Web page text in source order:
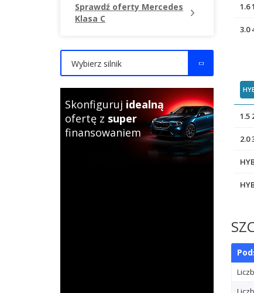
1.6
3.0
1.5
2.0
Sprawdź oferty Mercedes
Klasa C
Wybierz silnik
Skonfiguruj idealną
ofertę z super
finansowaniem